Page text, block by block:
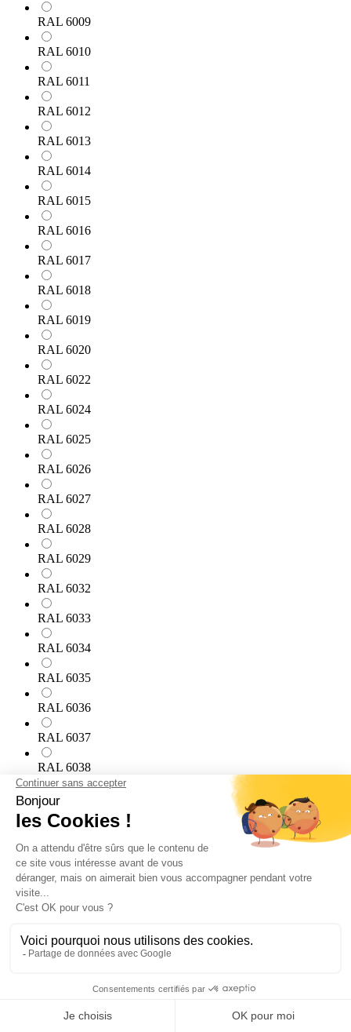
RAL 6009
RAL 6010
RAL 6011
RAL 6012
RAL 6013
RAL 6014
RAL 6015
RAL 6016
RAL 6017
RAL 6018
RAL 6019
RAL 6020
RAL 6022
RAL 6024
RAL 6025
RAL 6026
RAL 6027
RAL 6028
RAL 6029
RAL 6032
RAL 6033
RAL 6034
RAL 6035
RAL 6036
RAL 6037
RAL 6038
RAL 7000
RAL 7001
RAL 7002
RAL 7003
RAL 7004
RAL 7005